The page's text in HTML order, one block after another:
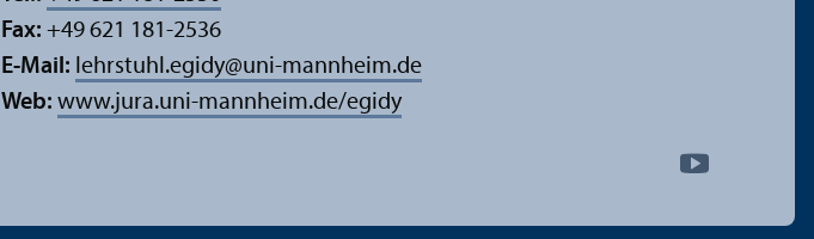
Fax: +49 621 181-2536
E-Mail: lehrstuhl.egidy@uni-mannheim.de
Web: www.jura.uni-mannheim.de/egidy